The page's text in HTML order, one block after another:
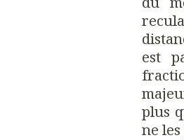
est
plus
ne